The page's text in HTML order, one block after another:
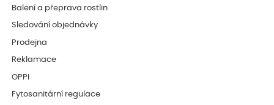
Balení a přeprava rostlin
Sledování objednávky
Prodejna
Reklamace
OPPI
Fytosanitární regulace